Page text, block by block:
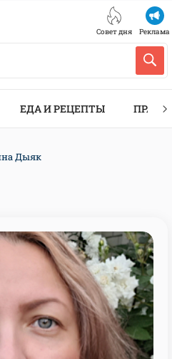
Совет дня Реклама
ЕДА И РЕЦЕПТЫ
Дыяк